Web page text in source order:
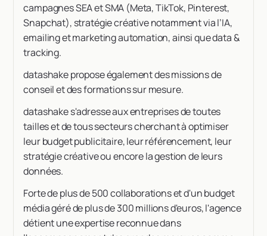
campagnes SEA et SMA (Meta, TikTok, Pinterest,
Snapchat), stratégie créative notamment via l’IA,
emailing et marketing automation, ainsi que data &
tracking.
datashake propose également des missions de
conseil et des formations sur mesure.
datashake s'adresse aux entreprises de toutes
tailles et de tous secteurs cherchant à optimiser
leur budget publicitaire, leur référencement, leur
stratégie créative ou encore la gestion de leurs
données.
Forte de plus de 500 collaborations et d'un budget
média géré de plus de 300 millions d'euros, l'agence
détient une expertise reconnue dans